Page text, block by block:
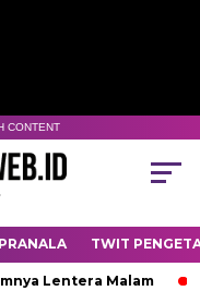
CONTENT
PRANALA TWIT
Malam